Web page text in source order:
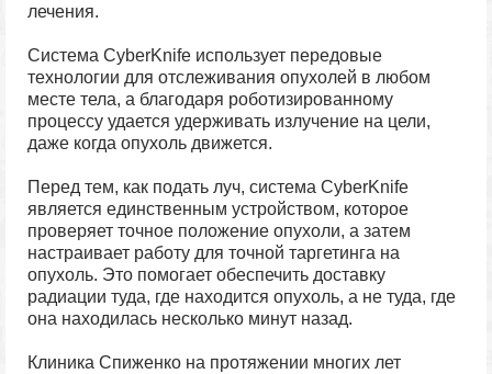
лечения.
Система CyberKnife использует передовые
технологии для отслеживания опухолей в любом
месте тела, а благодаря роботизированному
процессу удается удерживать излучение на цели,
даже когда опухоль движется.
Перед тем, как подать луч, система CyberKnife
является единственным устройством, которое
проверяет точное положение опухоли, а затем
настраивает работу для точной таргетинга на
опухоль. Это помогает обеспечить доставку
радиации туда, где находится опухоль, а не туда, где
она находилась несколько минут назад.
Клиника Спиженко на протяжении многих лет